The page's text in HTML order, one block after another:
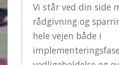
Vi står ved din side
rådgivning og
hele vejen både i